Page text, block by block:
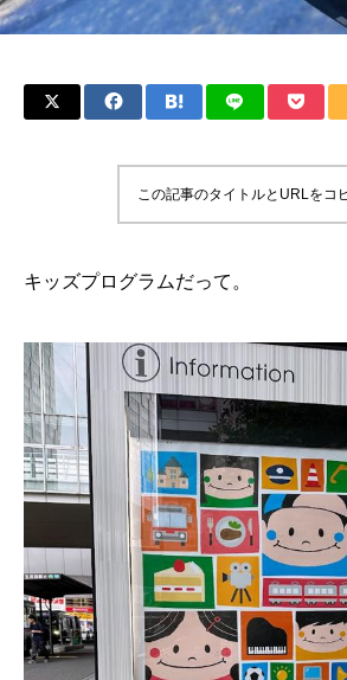
この記事のタイトルとURLをコ
キッズプログラムだって。